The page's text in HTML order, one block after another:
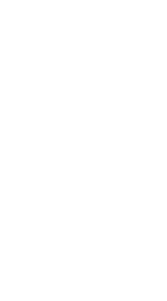
una mejor